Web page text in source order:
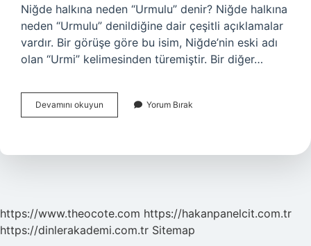
Niğde halkına neden “Urmulu” denir? Niğde halkına
neden “Urmulu” denildiğine dair çeşitli açıklamalar
vardır. Bir görüşe göre bu isim, Niğde’nin eski adı
olan “Urmi” kelimesinden türemiştir. Bir diğer…
Devamını okuyun
Ne
Yorum Bırak
https://www.theocote.com https://hakanpanelcit.com.tr
https://dinlerakademi.com.tr Sitemap